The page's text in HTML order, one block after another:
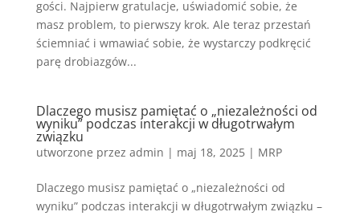
gości. Najpierw gratulacje, uświadomić sobie, że
masz problem, to pierwszy krok. Ale teraz przestań
ściemniać i wmawiać sobie, że wystarczy podkręcić
parę drobiazgów...
Dlaczego musisz pamiętać o „niezależności od
wyniku” podczas interakcji w długotrwałym
związku
utworzone przez admin | maj 18, 2025| MRP
Dlaczego musisz pamiętać o „niezależności od
wyniku” podczas interakcji w długotrwałym związku –